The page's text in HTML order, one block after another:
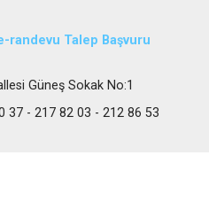
randevu Talep Başvuru
Güneş Sokak No:1
37 - 217 82 03 - 212 86 53